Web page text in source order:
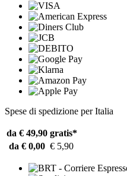
Spese di spedizione per Italia
da € 49,90 gratis*
da € 0,00 € 5,90